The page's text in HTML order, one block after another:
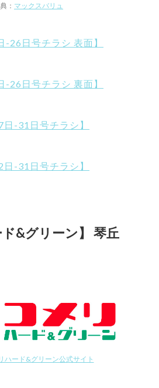
： マックスバリュ
-26日号チラシ 表面】
-26日号チラシ 裏面】
日-31日号チラシ】
日-31日号チラシ】
ド&グリーン】 琴丘
ハード&グリーン公式サイト